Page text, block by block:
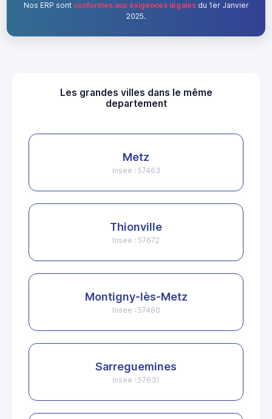
Nos ERP sont conformes aux exigences légalesdu 1er Janvier
2025.
Les grandes villes dans le même
departement
Metz
Insee : 57463
Thionville
Insee : 57672
Montigny-lès-Metz
Insee : 57480
Sarreguemines
Insee : 57631